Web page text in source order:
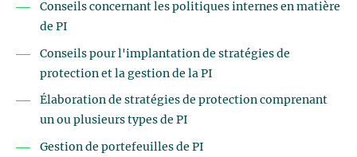
Conseils concernant les politiques internes en matière
de PI
Conseils pour l'implantation de stratégies de
protection et la gestion de la PI
Élaboration de stratégies de protection comprenant
un ou plusieurs types de PI
Gestion de portefeuilles de PI